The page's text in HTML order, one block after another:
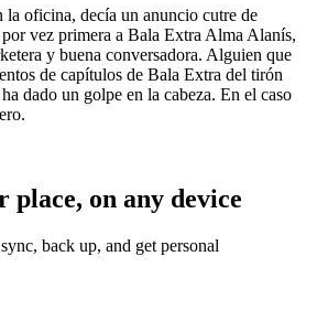
la oficina, decía un anuncio cutre de
vez primera a Bala Extra Alma Alanís,
y buena conversadora. Alguien que
de capítulos de Bala Extra del tirón
dado un golpe en la cabeza. En el caso
place, on any device
back up, and get personal